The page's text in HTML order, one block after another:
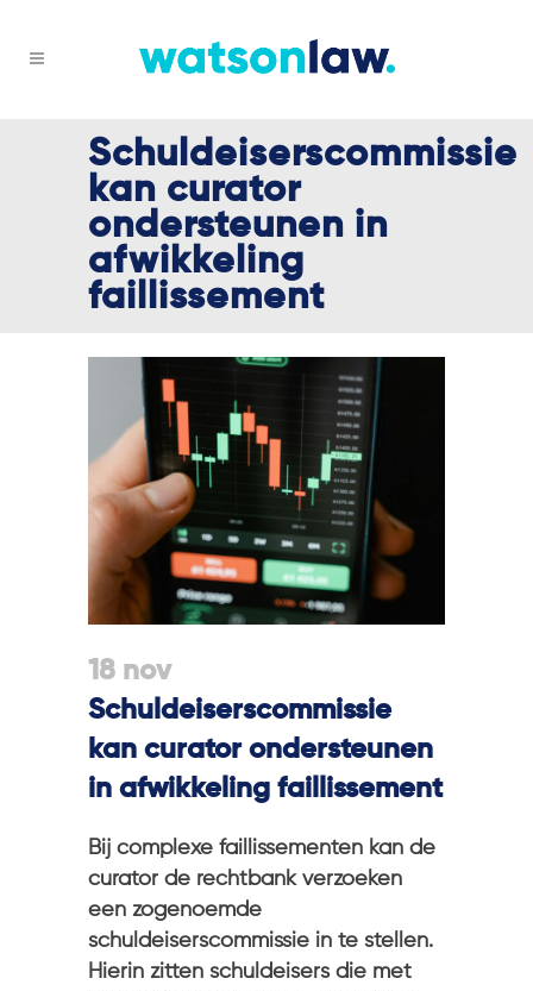
Schuldeiserscommissie
kan curator
ondersteunen in
afwikkeling
faillissement
18 nov
Schuldeiserscommissie
kan curator ondersteunen
in afwikkeling faillissement
Bij complexe faillissementen kan de
curator de rechtbank verzoeken
een zogenoemde
schuldeiserscommissie in te stellen.
Hierin zitten schuldeisers die met